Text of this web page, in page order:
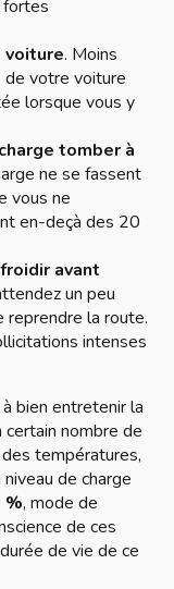
. Moins
de votre voiture
lorsque vous y
tomber à
ne se fassent
vous ne
en-deçà des 20
avant
un peu
reprendre la route.
intenses
bien entretenir la
nombre de
températures,
de charge
%, mode de
de ces
de vie de ce